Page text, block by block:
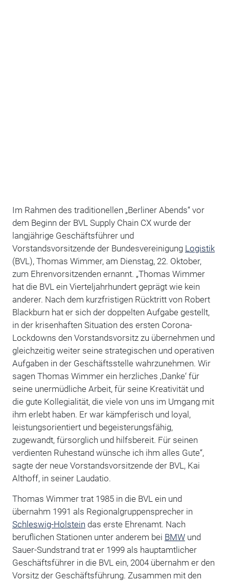
Im Rahmen des traditionellen „Berliner Abends“ vor
dem Beginn der BVL Supply Chain CX wurde der
langjährige Geschäftsführer und
Vorstandsvorsitzende der Bundesvereinigung Logistik
(BVL), Thomas Wimmer, am Dienstag, 22. Oktober,
zum Ehrenvorsitzenden ernannt. „Thomas Wimmer
hat die BVL ein Vierteljahrhundert geprägt wie kein
anderer. Nach dem kurzfristigen Rücktritt von Robert
Blackburn hat er sich der doppelten Aufgabe gestellt,
in der krisenhaften Situation des ersten Corona-
Lockdowns den Vorstandsvorsitz zu übernehmen und
gleichzeitig weiter seine strategischen und operativen
Aufgaben in der Geschäftsstelle wahrzunehmen. Wir
sagen Thomas Wimmer ein herzliches ‚Danke‘ für
seine unermüdliche Arbeit, für seine Kreativität und
die gute Kollegialität, die viele von uns im Umgang mit
ihm erlebt haben. Er war kämpferisch und loyal,
leistungsorientiert und begeisterungsfähig,
zugewandt, fürsorglich und hilfsbereit. Für seinen
verdienten Ruhestand wünsche ich ihm alles Gute“,
sagte der neue Vorstandsvorsitzende der BVL, Kai
Althoff, in seiner Laudatio.
Thomas Wimmer trat 1985 in die BVL ein und
übernahm 1991 als Regionalgruppensprecher in
Schleswig-Holstein das erste Ehrenamt. Nach
beruflichen Stationen unter anderem bei BMWund
Sauer-Sundstrand trat er 1999 als hauptamtlicher
Geschäftsführer in die BVL ein, 2004 übernahm er den
Vorsitz der Geschäftsführung. Zusammen mit den